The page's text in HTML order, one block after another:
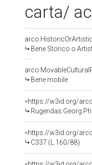
carta/
Bene Storico o
Bene mobile
<https://w3id.org/
Rugendas Georg
<https://w3id.org/
C337 (L.160/88)